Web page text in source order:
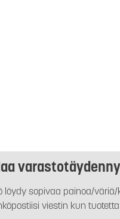
löydy sopivaa painoa/
viestin kun